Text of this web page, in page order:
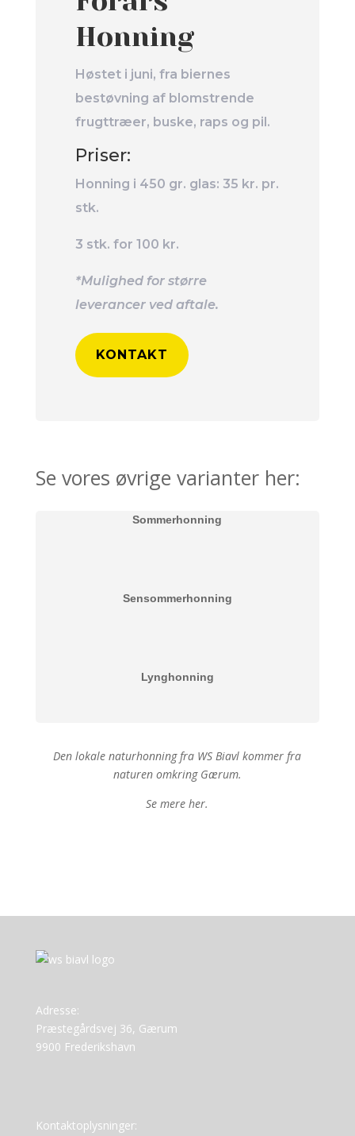
Honning
Høstet i juni, fra biernes
bestøvning af blomstrende
frugttræer, buske, raps og pil.
Priser:
Honning i 450 gr. glas: 35 kr. pr.
stk.
3 stk. for 100 kr.
*Mulighed for større
leverancer ved aftale.
KONTAKT
Se vores øvrige varianter her:
Sommerhonning
Sensommerhonning
Lynghonning
Den lokale naturhonning fra WS Biavl kommer fra
naturen omkring Gærum.
Se mere her.
Adresse:
Præstegårdsvej 36, Gærum
9900 Frederikshavn
Kontaktoplysninger: